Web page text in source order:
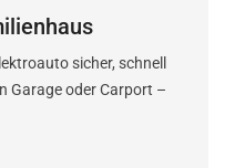
sicher, schnell
Garage oder Carport –